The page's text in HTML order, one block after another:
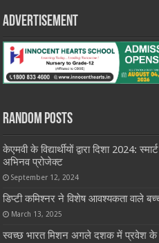
Advertisement
Random Posts
केएमवी के विद्यार्थीयों द्वारा दिशा 2024:
अभिनव प्रोजेक्ट
September 12, 2024
डिप्टी कमिश्नर ने विशेष आवश्यकता वाले
March 13, 2025
स्वच्छ भारत मिशन अगले दशक में प्रवेश के